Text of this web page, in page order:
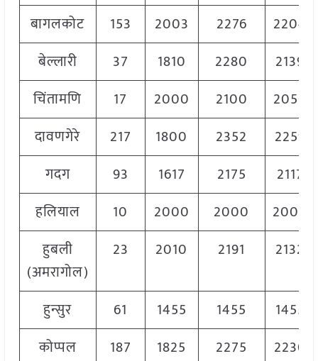
बागलकोट
153 2003 2276
2204
बेल्लारी
37 1810 2280
2139
चिंतामणि
17 2000 2100
2050
दावणगेरे
217 1800 2352
2259
गदग
93 1617 2175
2117
हलियाल
10 2000 2000
2000
हुबली
(अमरागोल)
23 2010 2191 2132
हुन्सुर 61 1455 1455
1455
कोप्पल
187 1825 2275
2230